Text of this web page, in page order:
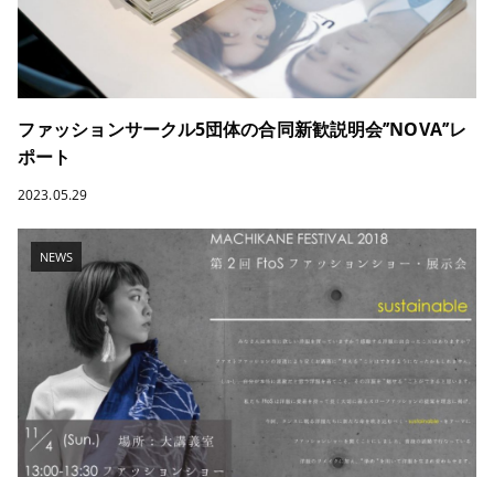
ファッションサークル5団体の合同新歓説明会’’NOVA’’レ
ポート
2023.05.29
NEWS